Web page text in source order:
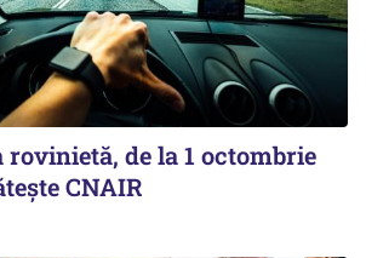
rovinietă, de la 1 octombrie
CNAIR